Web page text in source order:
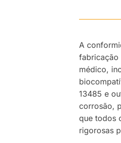
A
fabricação
médico,
13485 e
corrosão,
que todos
rigorosas